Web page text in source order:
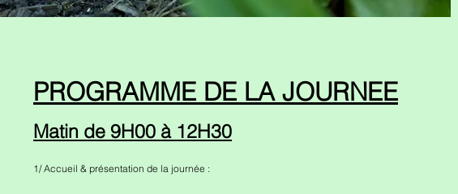
PROGRAMME DE LA JOURNEE
Matin de 9H00 à 12H30
1/ Accueil & présentation de la journée :